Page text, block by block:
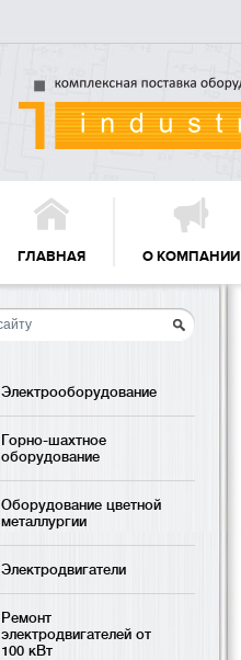
ГЛАВНАЯ О КОМПАНИИ
Электрооборудование
Горно-шахтное
оборудование
Оборудование цветной
металлургии
Электродвигатели
Ремонт
электродвигателей от
100 кВт